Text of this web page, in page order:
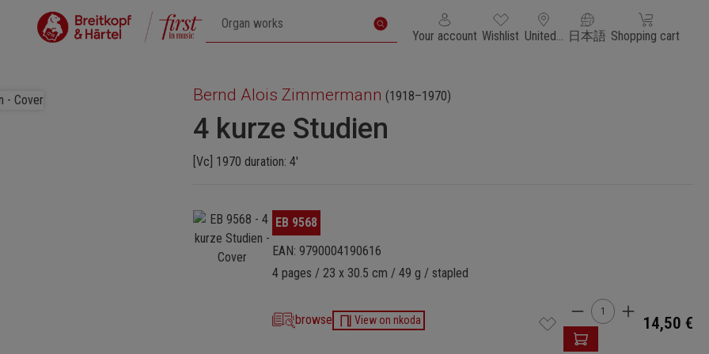
Your account You have 0 wishlist items
Wishlist United States of America
日本語 Shopping cart
Shopping cart
Bernd Alois Zimmermann (1918–1970)
4 kurze Studien
[Vc] 1970 duration: 4'
Skip image galleryEB 9568
EAN: 9790004190616
4 pages / 23 x 30.5 cm / 49 g / stapled
browse View on nkoda Product
14,50 €